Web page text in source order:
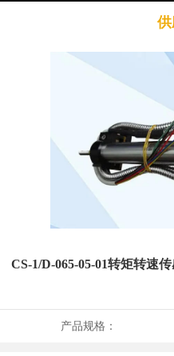
CS-1/D-065-05-01转矩转速
产品规格：